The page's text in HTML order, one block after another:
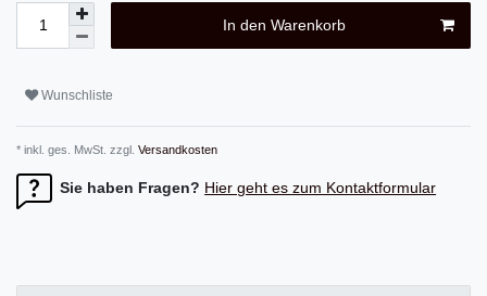
In den Warenkorb
Wunschliste
* inkl. ges. MwSt. zzgl. Versandkosten
Sie haben Fragen? Hier geht es zum Kontaktformular